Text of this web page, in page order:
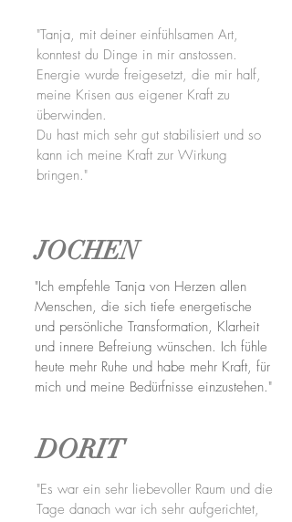
"Tanja, mit deiner einfühlsamen Art,
konntest du Dinge in mir anstossen.
Energie wurde freigesetzt, die mir half,
meine Krisen aus eigener Kraft zu
überwinden.
Du hast mich sehr gut stabilisiert und so
kann ich meine Kraft zur Wirkung
bringen."
JOCHEN
"Ich empfehle Tanja von Herzen allen
Menschen, die sich tiefe energetische
und persönliche Transformation, Klarheit
und innere Befreiung wünschen. Ich fühle
heute mehr Ruhe und habe mehr Kraft, für
mich und meine Bedürfnisse einzustehen."
DORIT
"Es war ein sehr liebevoller Raum und die
Tage danach war ich sehr aufgerichtet,